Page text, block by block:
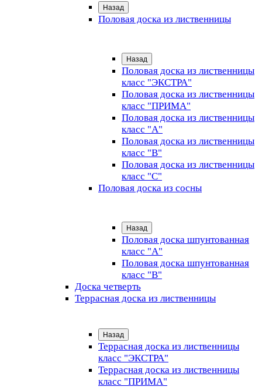
Назад
Половая доска из лиственницы
Назад
Половая доска из лиственницы
класс "ЭКСТРА"
Половая доска из лиственницы
класс "ПРИМА"
Половая доска из лиственницы
класс "А"
Половая доска из лиственницы
класс "B"
Половая доска из лиственницы
класс "C"
Половая доска из сосны
Назад
Половая доска шпунтованная
класс "А"
Половая доска шпунтованная
класс "B"
Доска четверть
Террасная доска из лиственницы
Назад
Террасная доска из лиственницы
класс "ЭКСТРА"
Террасная доска из лиственницы
класс "ПРИМА"